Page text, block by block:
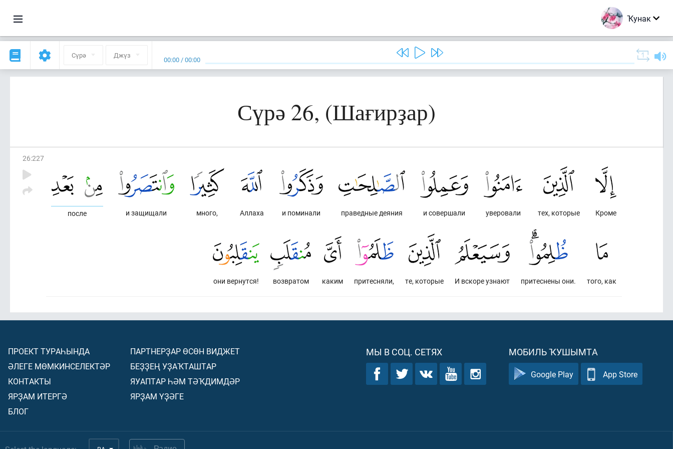
Ҡунак
Сүрә Джүз 00:00 /00:00
Сүрә 26, (Шағирҙар)
26:227
Кроме
тех, которые
уверовали
и совершали
праведные деяния
и поминали
Аллаха
много,
и защищали
после
того, как
притеснены они.
И вскоре узнают
те, которые
притесняли,
каким
возвратом
они вернутся!
ПРОЕКТ ТУРАҺЫНДА
ӘЛЕГЕ МӨМКИНСЕЛЕКТӘР
КОНТАКТЫ
ЯРҘАМ ИТЕРГӘ
БЛОГ
ПАРТНЕРҘАР ӨСӨН ВИДЖЕТ
БЕҘҘЕҢ УҘАҠТАШТАР
ЯУАПТАР ҺӘМ ТӘҠДИМДӘР
ЯРҘАМ ҮҘӘГЕ
МЫ В СОЦ. СЕТЯХ МОБИЛЬ ҠУШЫМТА
Google Play App Store